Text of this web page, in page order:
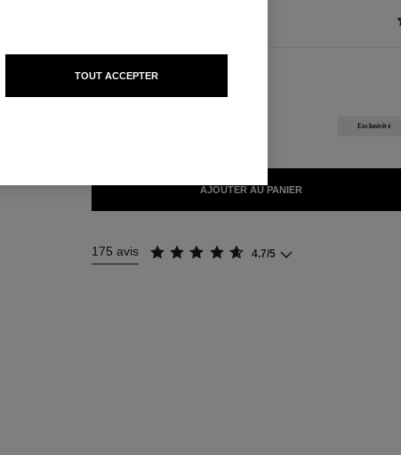
8 TEINTES DISPONIBLES
Exclusivité
AJOUTER AU PANIER
175 avis 4.7/5
TOUT ACCEPTER